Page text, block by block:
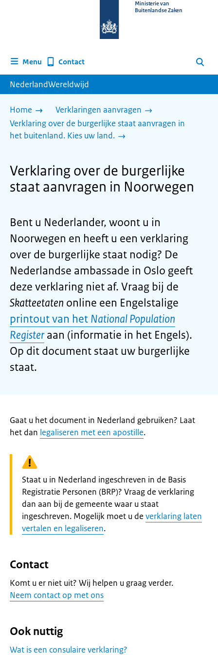
homepage
Ministerie van
Buitenlandse Zaken
Menu Contact Zoeken
NederlandWereldwijd
Home
Verklaringen aanvragen
Verklaring over de burgerlijke staat aanvragen in
het buitenland. Kies uw land.
Verklaring over de burgerlijke
staat aanvragen in Noorwegen
Bent u Nederlander, woont u in
Noorwegen en heeft u een verklaring
over de burgerlijke staat nodig? De
Nederlandse ambassade in Oslo geeft
deze verklaring niet af. Vraag bij de
Skatteetaten online een Engelstalige
printout van het National Population
Registeraan (informatie in het Engels).
Op dit document staat uw burgerlijke
staat.
Gaat u het document in Nederland gebruiken? Laat
het dan legaliseren met een apostille.
Waarschuwing:
Staat u in Nederland ingeschreven in de Basis
Registratie Personen (BRP)? Vraag de verklaring
dan aan bij de gemeente waar u staat
ingeschreven. Mogelijk moet u de verklaring laten
vertalen en legaliseren.
Contact
Komt u er niet uit? Wij helpen u graag verder.
Neem contact op met ons
Ook nuttig
Wat is een consulaire verklaring?